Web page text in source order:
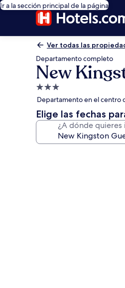
Ir a la sección principal de la página
Ver todas las
Departamento completo
New
Propiedad
de
3.0
estrellas
Departamento en el centro
Elige las fechas
¿A dónde quieres